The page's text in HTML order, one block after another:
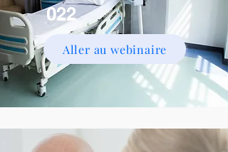
022
Aller au webinaire